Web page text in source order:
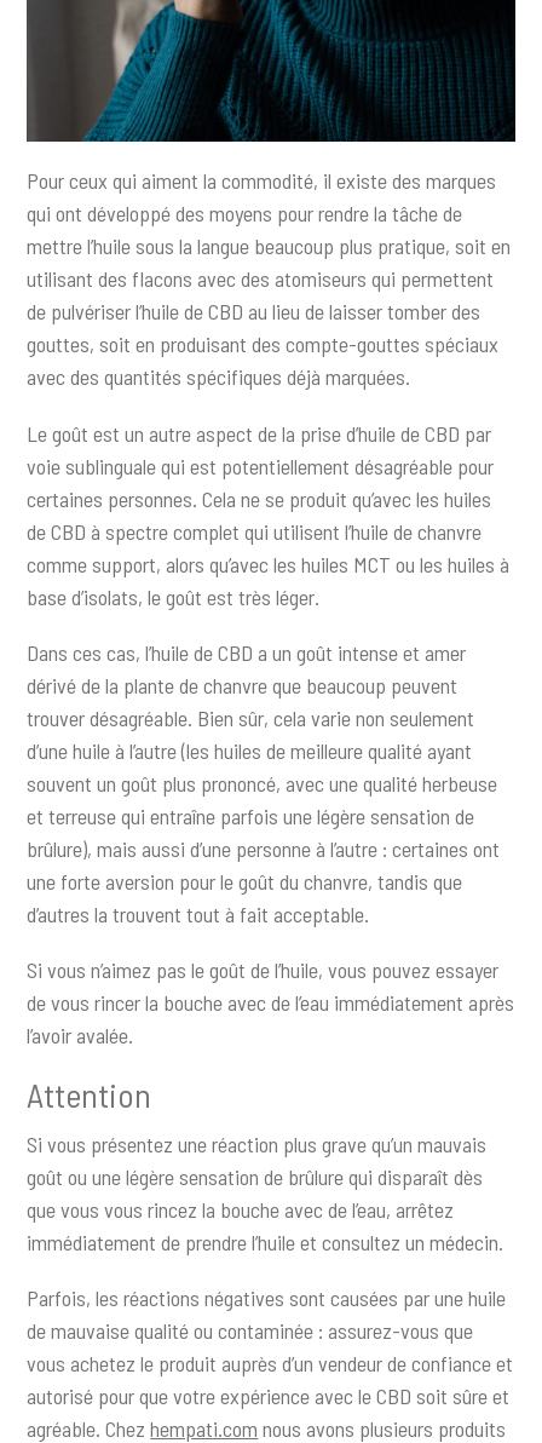
Pour ceux qui aiment la commodité, il existe des marques
qui ont développé des moyens pour rendre la tâche de
mettre l’huile sous la langue beaucoup plus pratique, soit en
utilisant des flacons avec des atomiseurs qui permettent
de pulvériser l’huile de CBD au lieu de laisser tomber des
gouttes, soit en produisant des compte-gouttes spéciaux
avec des quantités spécifiques déjà marquées.
Le goût est un autre aspect de la prise d’huile de CBD par
voie sublinguale qui est potentiellement désagréable pour
certaines personnes. Cela ne se produit qu’avec les huiles
de CBD à spectre complet qui utilisent l’huile de chanvre
comme support, alors qu’avec les huiles MCT ou les huiles à
base d’isolats, le goût est très léger.
Dans ces cas, l’huile de CBD a un goût intense et amer
dérivé de la plante de chanvre que beaucoup peuvent
trouver désagréable. Bien sûr, cela varie non seulement
d’une huile à l’autre (les huiles de meilleure qualité ayant
souvent un goût plus prononcé, avec une qualité herbeuse
et terreuse qui entraîne parfois une légère sensation de
brûlure), mais aussi d’une personne à l’autre : certaines ont
une forte aversion pour le goût du chanvre, tandis que
d’autres la trouvent tout à fait acceptable.
Si vous n’aimez pas le goût de l’huile, vous pouvez essayer
de vous rincer la bouche avec de l’eau immédiatement après
l’avoir avalée.
Attention
Si vous présentez une réaction plus grave qu’un mauvais
goût ou une légère sensation de brûlure qui disparaît dès
que vous vous rincez la bouche avec de l’eau, arrêtez
immédiatement de prendre l’huile et consultez un médecin.
Parfois, les réactions négatives sont causées par une huile
de mauvaise qualité ou contaminée : assurez-vous que
vous achetez le produit auprès d’un vendeur de confiance et
autorisé pour que votre expérience avec le CBD soit sûre et
agréable. Chezhempati.com nous avons plusieurs produits